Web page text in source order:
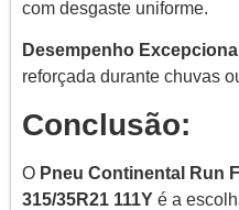
com desgaste uniforme.
Desempenho
reforçada durante chuvas
Conclusão:
O Pneu Continental Run
315/35R21 111Y é a